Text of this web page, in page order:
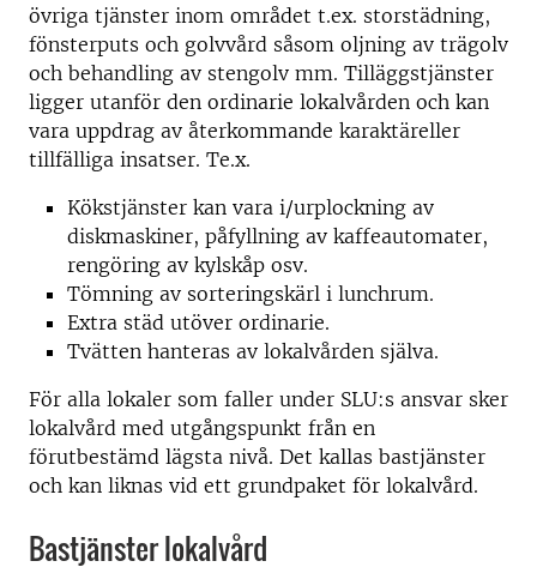
övriga tjänster inom området t.ex. storstädning,
fönsterputs och golvvård såsom oljning av trägolv
och behandling av stengolv mm. Tilläggstjänster
ligger utanför den ordinarie lokalvården och kan
vara uppdrag av återkommande karaktäreller
tillfälliga insatser. Te.x.
Kökstjänster kan vara i/urplockning av
diskmaskiner, påfyllning av kaffeautomater,
rengöring av kylskåp osv.
Tömning av sorteringskärl i lunchrum.
Extra städ utöver ordinarie.
Tvätten hanteras av lokalvården själva.
För alla lokaler som faller under SLU:s ansvar sker
lokalvård med utgångspunkt från en
förutbestämd lägsta nivå. Det kallas bastjänster
och kan liknas vid ett grundpaket för lokalvård.
Bastjänster lokalvård